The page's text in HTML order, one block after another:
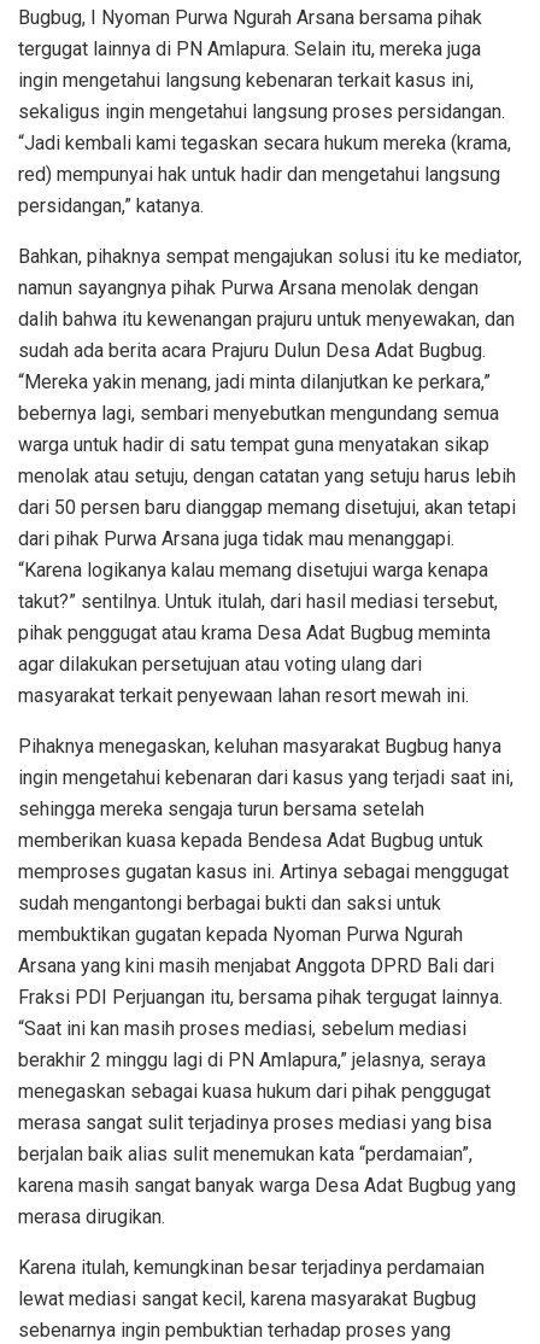
Bugbug, I Nyoman Purwa Ngurah Arsana bersama pihak
tergugat lainnya di PN Amlapura. Selain itu, mereka juga
ingin mengetahui langsung kebenaran terkait kasus ini,
sekaligus ingin mengetahui langsung proses persidangan.
“Jadi kembali kami tegaskan secara hukum mereka (krama,
red) mempunyai hak untuk hadir dan mengetahui langsung
persidangan,” katanya.
Bahkan, pihaknya sempat mengajukan solusi itu ke mediator,
namun sayangnya pihak Purwa Arsana menolak dengan
dalih bahwa itu kewenangan prajuru untuk menyewakan, dan
sudah ada berita acara Prajuru Dulun Desa Adat Bugbug.
“Mereka yakin menang, jadi minta dilanjutkan ke perkara,”
bebernya lagi, sembari menyebutkan mengundang semua
warga untuk hadir di satu tempat guna menyatakan sikap
menolak atau setuju, dengan catatan yang setuju harus lebih
dari 50 persen baru dianggap memang disetujui, akan tetapi
dari pihak Purwa Arsana juga tidak mau menanggapi.
“Karena logikanya kalau memang disetujui warga kenapa
takut?” sentilnya. Untuk itulah, dari hasil mediasi tersebut,
pihak penggugat atau krama Desa Adat Bugbug meminta
agar dilakukan persetujuan atau voting ulang dari
masyarakat terkait penyewaan lahan resort mewah ini.
Pihaknya menegaskan, keluhan masyarakat Bugbug hanya
ingin mengetahui kebenaran dari kasus yang terjadi saat ini,
sehingga mereka sengaja turun bersama setelah
memberikan kuasa kepada Bendesa Adat Bugbug untuk
memproses gugatan kasus ini. Artinya sebagai menggugat
sudah mengantongi berbagai bukti dan saksi untuk
membuktikan gugatan kepada Nyoman Purwa Ngurah
Arsana yang kini masih menjabat Anggota DPRD Bali dari
Fraksi PDI Perjuangan itu, bersama pihak tergugat lainnya.
“Saat ini kan masih proses mediasi, sebelum mediasi
berakhir 2 minggu lagi di PN Amlapura,” jelasnya, seraya
menegaskan sebagai kuasa hukum dari pihak penggugat
merasa sangat sulit terjadinya proses mediasi yang bisa
berjalan baik alias sulit menemukan kata “perdamaian”,
karena masih sangat banyak warga Desa Adat Bugbug yang
merasa dirugikan.
Karena itulah, kemungkinan besar terjadinya perdamaian
lewat mediasi sangat kecil, karena masyarakat Bugbug
sebenarnya ingin pembuktian terhadap proses yang